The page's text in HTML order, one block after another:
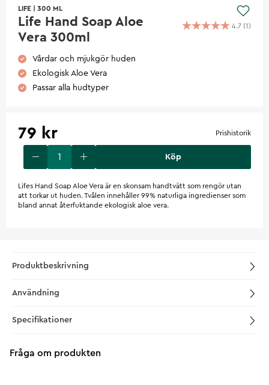
LIFE 300 ML
Life Hand Soap Aloe
Vera 300ml
4.7 (1)
Vårdar och mjukgör huden
Ekologisk Aloe Vera
Passar alla hudtyper
79 kr Prishistorik
Köp
Lifes Hand Soap Aloe Vera är en skonsam handtvätt som rengör utan
att torkar ut huden. Tvålen innehåller 99% naturliga ingredienser som
bland annat återfuktande ekologisk aloe vera.
Produktbeskrivning
Användning
Specifikationer
Fråga om produkten